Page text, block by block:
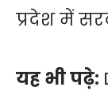
प्रदेश में
यह भी पढ़े: